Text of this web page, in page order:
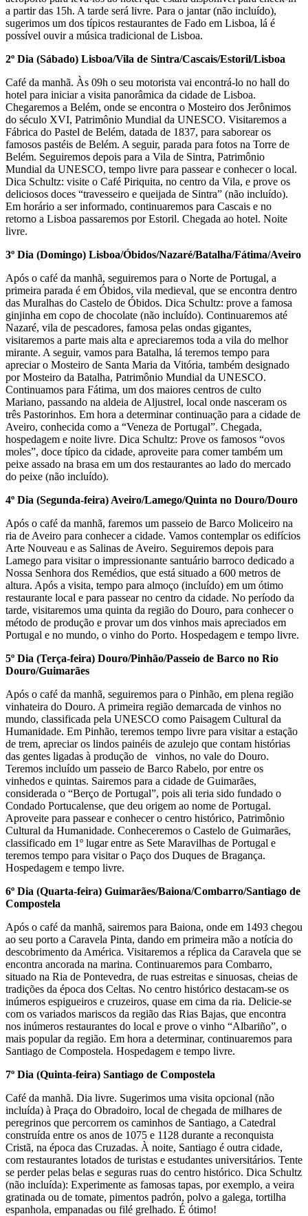
a partir das 15h. A tarde será livre. Para o jantar (não incluído),
sugerimos um dos típicos restaurantes de Fado em Lisboa, lá é
possível ouvir a música tradicional de Lisboa.
2º Dia (Sábado) Lisboa/Vila de Sintra/Cascais/Estoril/Lisboa
Café da manhã. Às 09h o seu motorista vai encontrá-lo no hall do
hotel para iniciar a visita panorâmica da cidade de Lisboa.
Chegaremos a Belém, onde se encontra o Mosteiro dos Jerônimos
do século XVI, Patrimônio Mundial da UNESCO. Visitaremos a
Fábrica do Pastel de Belém, datada de 1837, para saborear os
famosos pastéis de Belém. A seguir, parada para fotos na Torre de
Belém. Seguiremos depois para a Vila de Sintra, Patrimônio
Mundial da UNESCO, tempo livre para passear e conhecer o local.
Dica Schultz: visite o Café Piriquita, no centro da Vila, e prove os
deliciosos doces “travesseiro e queijada de Sintra” (não incluído).
Em horário a ser informado, continuaremos para Cascais e no
retorno a Lisboa passaremos por Estoril. Chegada ao hotel. Noite
livre.
3º Dia (Domingo) Lisboa/Óbidos/Nazaré/Batalha/Fátima/Aveiro
Após o café da manhã, seguiremos para o Norte de Portugal, a
primeira parada é em Óbidos, vila medieval, que se encontra dentro
das Muralhas do Castelo de Óbidos. Dica Schultz: prove a famosa
ginjinha em copo de chocolate (não incluído). Continuaremos até
Nazaré, vila de pescadores, famosa pelas ondas gigantes,
visitaremos a parte mais alta e apreciaremos toda a vila do melhor
mirante. A seguir, vamos para Batalha, lá teremos tempo para
apreciar o Mosteiro de Santa Maria da Vitória, também designado
por Mosteiro da Batalha, Patrimônio Mundial da UNESCO.
Continuamos para Fátima, um dos maiores centros de culto
Mariano, passando na aldeia de Aljustrel, local onde nasceram os
três Pastorinhos. Em hora a determinar continuação para a cidade de
Aveiro, conhecida como a “Veneza de Portugal”. Chegada,
hospedagem e noite livre. Dica Schultz: Prove os famosos “ovos
moles”, doce típico da cidade, aproveite para comer também um
peixe assado na brasa em um dos restaurantes ao lado do mercado
do peixe (não incluído).
4º Dia (Segunda-feira) Aveiro/Lamego/Quinta no Douro/Douro
Após o café da manhã, faremos um passeio de Barco Moliceiro na
ria de Aveiro para conhecer a cidade. Vamos contemplar os edifícios
Arte Nouveau e as Salinas de Aveiro. Seguiremos depois para
Lamego para visitar o impressionante santuário barroco dedicado a
Nossa Senhora dos Remédios, que está situado a 600 metros de
altura. Após a visita, tempo para almoço (incluído) em um ótimo
restaurante local e para passear no centro da cidade. No período da
tarde, visitaremos uma quinta da região do Douro, para conhecer o
método de produção e provar um dos vinhos mais apreciados em
Portugal e no mundo, o vinho do Porto. Hospedagem e tempo livre.
5º Dia (Terça-feira) Douro/Pinhão/Passeio de Barco no Rio
Douro/Guimarães
Após o café da manhã, seguiremos para o Pinhão, em plena região
vinhateira do Douro. A primeira região demarcada de vinhos no
mundo, classificada pela UNESCO como Paisagem Cultural da
Humanidade. Em Pinhão, teremos tempo livre para visitar a estação
de trem, apreciar os lindos painéis de azulejo que contam histórias
das gentes ligadas à produção de vinhos, no vale do Douro.
Teremos incluído um passeio de Barco Rabelo, por entre os
vinhedos e quintas. Sairemos para a cidade de Guimarães,
considerada o “Berço de Portugal”, pois ali teria sido fundado o
Condado Portucalense, que deu origem ao nome de Portugal.
Aproveite para passear e conhecer o centro histórico, Patrimônio
Cultural da Humanidade. Conheceremos o Castelo de Guimarães,
classificado em 1º lugar entre as Sete Maravilhas de Portugal e
teremos tempo para visitar o Paço dos Duques de Bragança.
Hospedagem e tempo livre.
6º Dia (Quarta-feira) Guimarães/Baiona/Combarro/Santiago de
Compostela
Após o café da manhã, sairemos para Baiona, onde em 1493 chegou
ao seu porto a Caravela Pinta, dando em primeira mão a notícia do
descobrimento da América. Visitaremos a réplica da Caravela que se
encontra ancorada na marina. Continuaremos para Combarro,
situado na Ria de Pontevedra, de ruas estreitas e sinuosas, cheias de
tradições da época dos Celtas. No centro histórico destacam-se os
inúmeros espigueiros e cruzeiros, quase em cima da ria. Delicie-se
com os variados mariscos da região das Rias Bajas, que encontra
nos inúmeros restaurantes do local e prove o vinho “Albariño”, o
mais popular da região. Em hora a determinar, continuaremos para
Santiago de Compostela. Hospedagem e tempo livre.
7º Dia (Quinta-feira) Santiago de Compostela
Café da manhã. Dia livre. Sugerimos uma visita opcional (não
incluída) à Praça do Obradoiro, local de chegada de milhares de
peregrinos que percorrem os caminhos de Santiago, a Catedral
construída entre os anos de 1075 e 1128 durante a reconquista
Cristã, na época das Cruzadas. À noite, Santiago é outra cidade,
com restaurantes lotados de turistas e estudantes universitários. Tente
se perder pelas belas e seguras ruas do centro histórico. Dica Schultz
(não incluída): Experimente as famosas tapas, por exemplo, a veira
gratinada ou de tomate, pimentos padrón, polvo a galega, tortilha
espanhola, empanadas ou filé grelhado. É ótimo!